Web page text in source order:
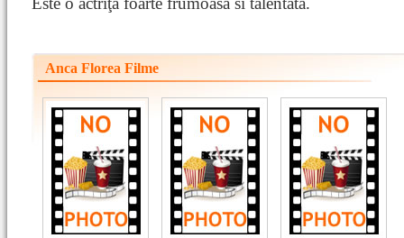
Anca Florea Filme